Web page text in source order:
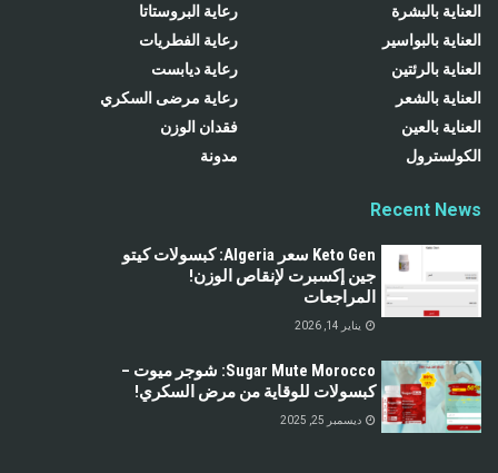
العناية بالبشرة
العناية بالبواسير
العناية بالرئتين
العناية بالشعر
العناية بالعين
الكولسترول
رعاية البروستاتا
رعاية الفطريات
رعاية ديابست
رعاية مرضى السكري
فقدان الوزن
مدونة
Recent News
Keto Gen سعر Algeria: كبسولات كيتو
جين إكسبرت لإنقاص الوزن!
المراجعات
يناير 14, 2026
Sugar Mute Morocco: شوجر ميوت –
كبسولات للوقاية من مرض السكري!
ديسمبر 25, 2025